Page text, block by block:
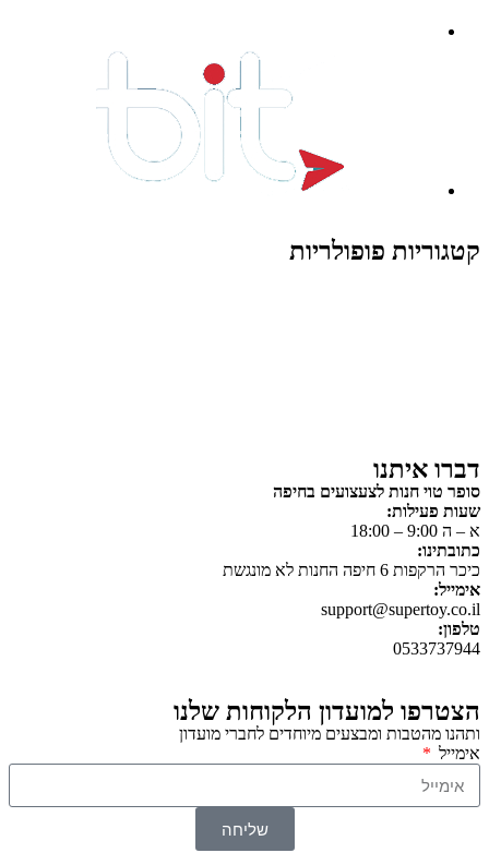
קטגוריות פופולריות
דברו איתנו
סופר טוי חנות לצעצועים בחיפה
שעות פעילות:
א – ה 9:00 – 18:00
כתובתינו:
כיכר הרקפות 6 חיפה החנות לא מונגשת
אימייל:
support@supertoy.co.il
טלפון:
0533737944
הצטרפו למועדון הלקוחות שלנו
ותהנו מהטבות ומבצעים מיוחדים לחברי מועדון
אימייל
שליחה